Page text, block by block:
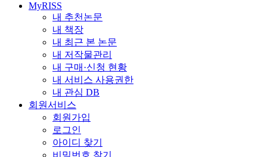
MyRISS
내 추천논문
내 책장
내 최근 본 논문
내 저작물관리
내 구매·신청 현황
내 서비스 사용권한
내 관심 DB
회원서비스
회원가입
로그인
아이디 찾기